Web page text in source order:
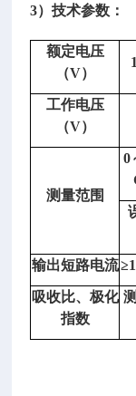
3）技术参数：
额定电压
（V）
工作电压
（V）
测量范围
0
输出短路电流
吸收比、极化
指数